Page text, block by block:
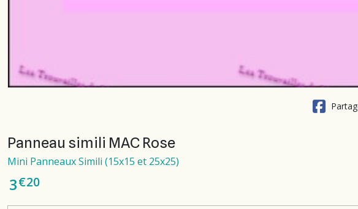
Panneau simili MAC Rose
Mini Panneaux Simili (15x15 et 25x25)
3€20